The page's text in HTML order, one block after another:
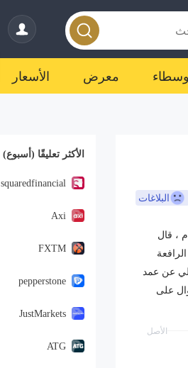
وسطاء معرض الأسعار
البلاغات
، قال
دولارًا ، ويمكن ضبط الرافعة
رأس المال كافيًا لتحديد 3.60 ، مما سمح لي عن عمد
على
الأصل
الأكثر تعليقًا (أسبوع)
squaredfinancial
Axi
FXTM
pepperstone
JustMarkets
ATG